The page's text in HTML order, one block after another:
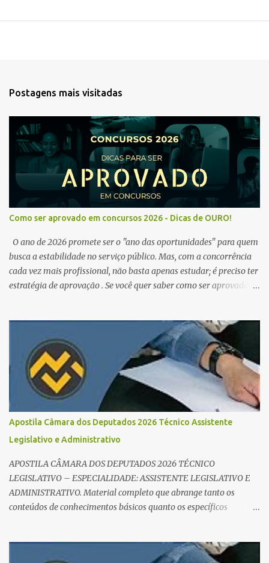
Postagens mais visitadas
Como ser aprovado em concursos 2026 - Dicas de OURO!
O ano de 2026 promete ser o "ano das oportunidades" para quem
busca a estabilidade no serviço público. Mas, com a concorrência
cada vez mais profissional, não basta apenas estudar; é preciso ter
estratégia de aprovação . Se você quer saber como ser aprovado
Edital Verticalizado Não comece a estudar sem ler o edital. A dica
de ouro é criar um edital verticalizado . Liste todos os tópicos e
marque seu progresso (Teoria / Resumo / Questões). Isso evita que
você perca tempo com conteúdos irrelevantes e garante que você
bata todo o conteúdo programático. Palavras-chave para o seu
sucesso: Cronograma de estudos dinâmico; Técnica Pomodoro
para foco total; Foco em disciplinas básicas (Português, RLM e
Direito Administrativo). 🔄 2. Revisão Espaç...
Apostila Câmara dos Deputados 2026 Técnico Assistente
Legislativo e Administrativo
APOSTILA CÂMARA DOS DEPUTADOS 2026 TÉCNICO
LEGISLATIVO – ESPECIALIDADE: ASSISTENTE LEGISLATIVO E
ADMINISTRATIVO. Material completo que abrange tanto os
conteúdos de conhecimentos básicos quanto os específicos
realidade, e o cargo de Analista Legislativo (Processo Legislativo e